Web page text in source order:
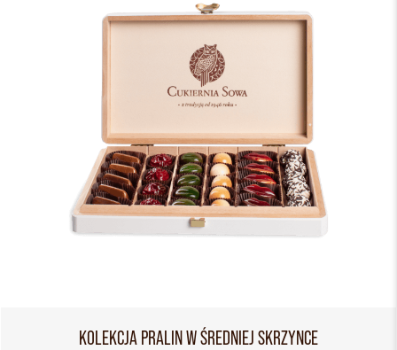
KOLEKCJA PRALIN W ŚREDNIEJ SKRZYNCE